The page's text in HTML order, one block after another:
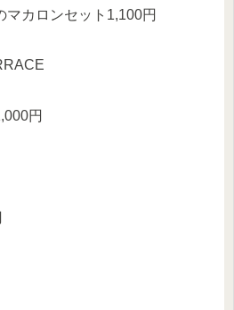
カロンセット1,100円
円